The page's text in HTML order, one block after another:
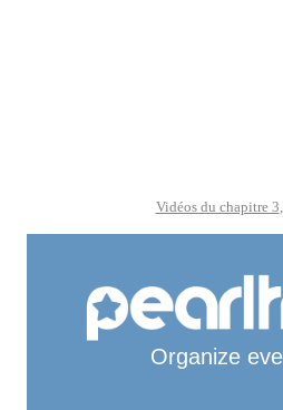
Vidéos du chapitre 3